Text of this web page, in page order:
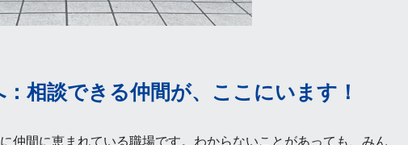
相談できる仲間が、ここにいます！
に仲間に恵まれている職場です。わからないことがあっても、みん